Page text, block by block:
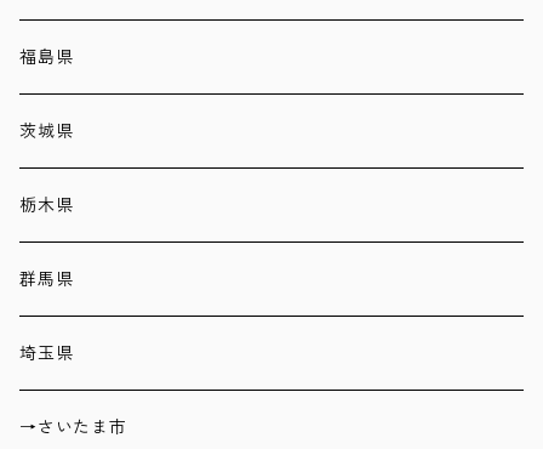
福島県
茨城県
栃木県
群馬県
埼玉県
→さいたま市